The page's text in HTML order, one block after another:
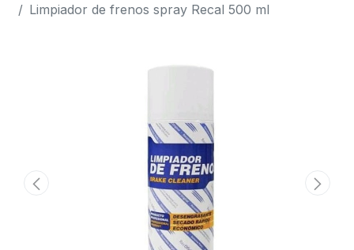
Limpiador de frenos spray Recal 500 ml